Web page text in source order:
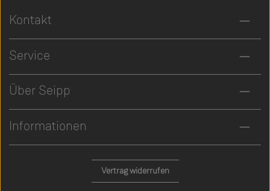
Kontakt
Service
Über Seipp
Informationen
Vertrag widerrufen